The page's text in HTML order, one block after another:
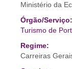
Ministério da
Órgão/Serviço:
Turismo de
Regime:
Carreiras